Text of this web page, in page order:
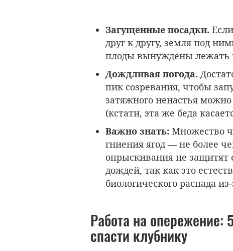
Загущенные посадки.
друг к другу, земля под
плоды вынуждены лежать
Дождливая погода.
пик созревания, чтобы
затяжного ненастья
(кстати, эта же беда
Важно знать: Множество
гниения ягод — не более
опрыскивания не защитят
дождей, так как это
биологического распада
Работа на опережение:
спасти клубнику